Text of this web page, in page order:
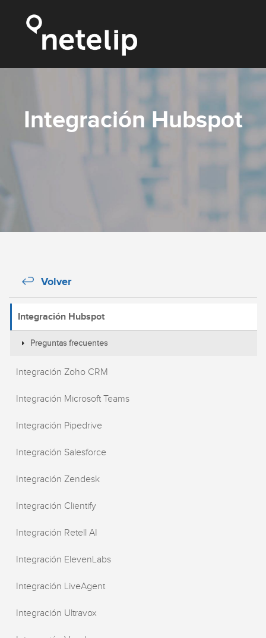
Integración Hubspot
Volver
Integración Hubspot
Preguntas frecuentes
Integración Zoho CRM
Integración Microsoft Teams
Integración Pipedrive
Integración Salesforce
Integración Zendesk
Integración Clientify
Integración Retell AI
Integración ElevenLabs
Integración LiveAgent
Integración Ultravox